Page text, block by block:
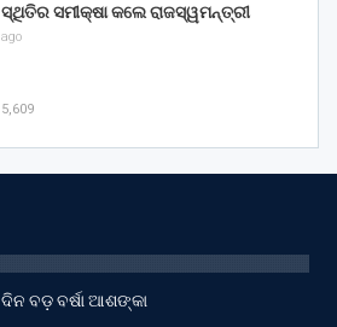
ସମୀକ୍ଷା କଲେ ରାଜସ୍ୱମନ୍ତ୍ରୀ
ବଡ଼ ବର୍ଷା ଆଶଙ୍କା